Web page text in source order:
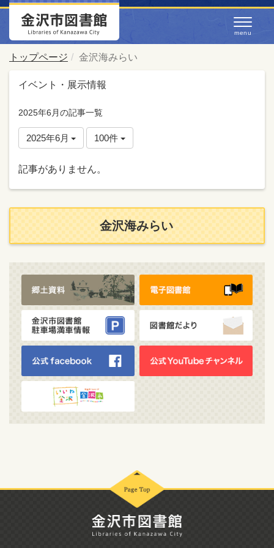
トップページ 金沢海みらい
イベント・展示情報
2025年6月の記事一覧
2025年6月 100件
記事がありません。
金沢海みらい